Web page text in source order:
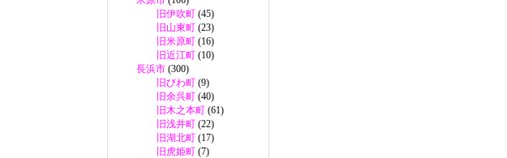
旧伊吹町 (45)
旧山東町 (23)
旧米原町 (16)
旧近江町 (10)
長浜市 (300)
旧びわ町 (9)
旧余呉町 (40)
旧木之本町 (61)
旧浅井町 (22)
旧湖北町 (17)
旧虎姫町 (7)